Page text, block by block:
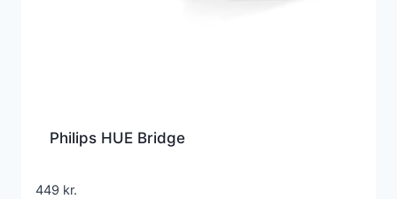
Philips HUE Bridge
449 kr.